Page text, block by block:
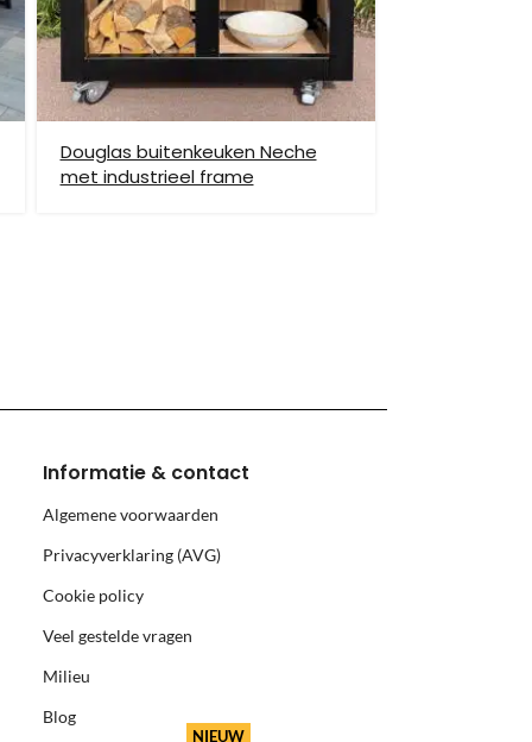
Douglas buitenkeuken Neche
met industrieel frame
Informatie & contact
Algemene voorwaarden
Privacyverklaring (AVG)
Cookie policy
Veel gestelde vragen
Milieu
Blog
NIEUW